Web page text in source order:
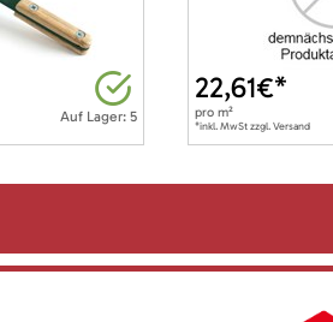
Auf Lager: 5
22,61€*
prom²
*inkl. MwSt zzgl. Versand